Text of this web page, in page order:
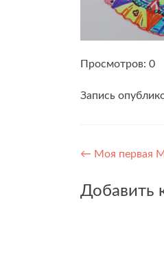
Просмотров: 0
Запись
по
записям
← Моя первая
Добавить